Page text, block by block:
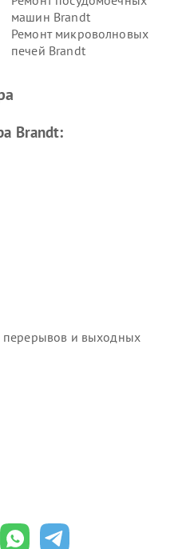
машин Brandt
Ремонт микроволновых
печей Brandt
Brandt:
и выходных